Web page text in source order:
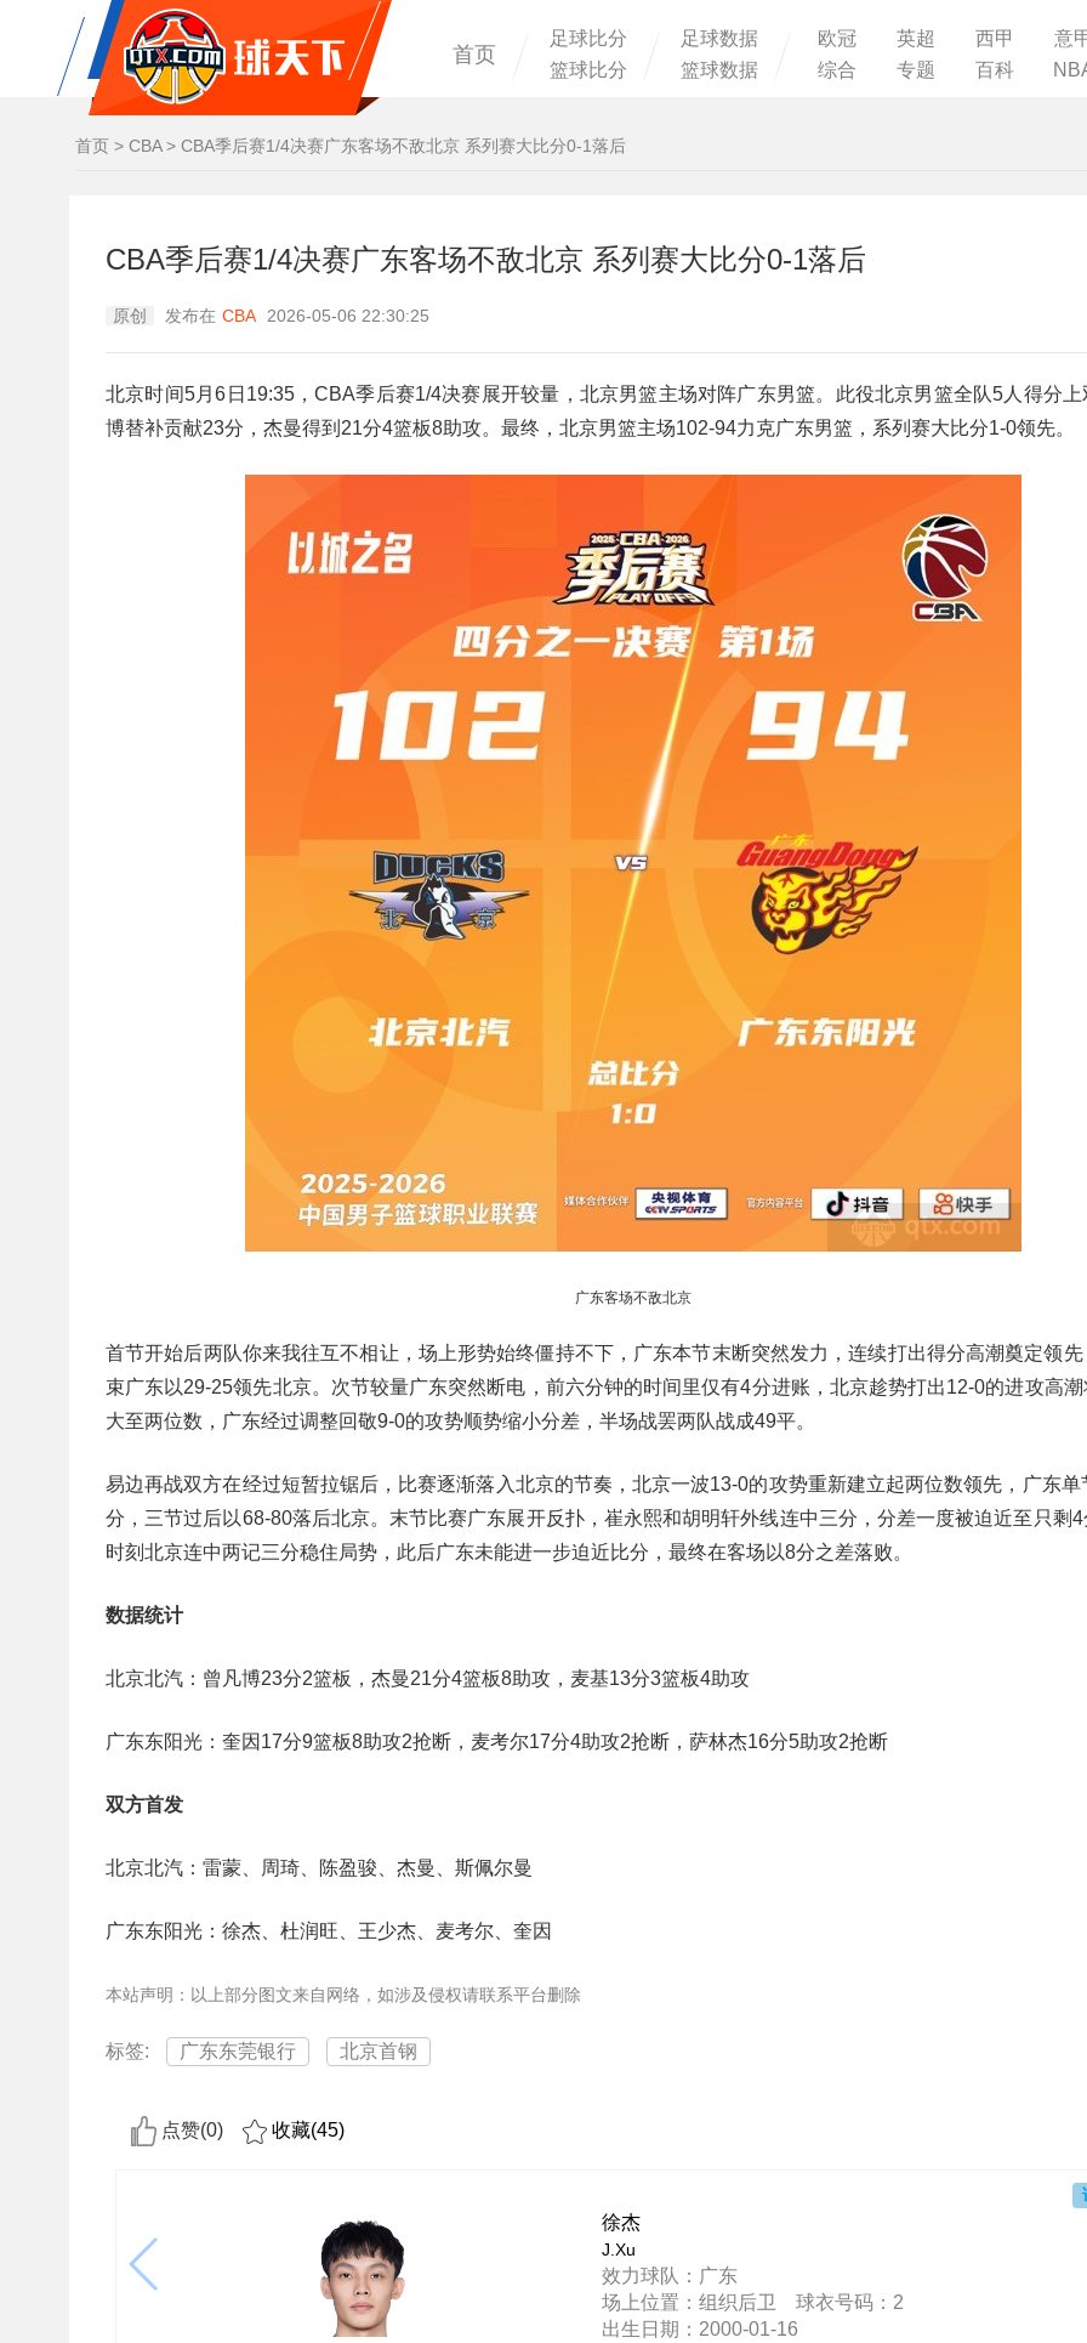
首页
足球比分
篮球比分
足球数据
篮球数据
欧冠 英超 西甲
意
综合
专题 百科
首页 > CBA> CBA季后赛1/4决赛广东客场不敌北京 系列赛大比分0-1落后
CBA季后赛1/4决赛广东客场不敌北京 系列赛大比分0-1落后
原创 发布在 CBA 2026-05-06 22:30:25
北京时间5月6日19:35，CBA季后赛1/4决赛展开较量，北京男篮主场对阵广东男篮。此役北京男篮全队5人得分
博替补贡献23分，杰曼得到21分4篮板8助攻。最终，北京男篮主场102-94力克广东男篮，系列赛大比分1-0领先。
广东客场不敌北京
首节开始后两队你来我往互不相让，场上形势始终僵持不下，广东本节末断突然发力，连续打出得分高潮奠定领
束广东以29-25领先北京。次节较量广东突然断电，前六分钟的时间里仅有4分进账，北京趁势打出12-0的进攻高
大至两位数，广东经过调整回敬9-0的攻势顺势缩小分差，半场战罢两队战成49平。
易边再战双方在经过短暂拉锯后，比赛逐渐落入北京的节奏，北京一波13-0的攻势重新建立起两位数领先，广东单
分，三节过后以68-80落后北京。末节比赛广东展开反扑，崔永熙和胡明轩外线连中三分，分差一度被迫近至只剩
时刻北京连中两记三分稳住局势，此后广东未能进一步迫近比分，最终在客场以8分之差落败。
数据统计
北京北汽：曾凡博23分2篮板，杰曼21分4篮板8助攻，麦基13分3篮板4助攻
广东东阳光：奎因17分9篮板8助攻2抢断，麦考尔17分4助攻2抢断，萨林杰16分5助攻2抢断
双方首发
北京北汽：雷蒙、周琦、陈盈骏、杰曼、斯佩尔曼
广东东阳光：徐杰、杜润旺、王少杰、麦考尔、奎因
本站声明：以上部分图文来自网络，如涉及侵权请联系平台删除
标签: 广东东莞银行 北京首钢
点赞(0) 收藏(45)
徐杰
J.Xu
效力球队：广东
场上位置：组织后卫 球衣号码：2
出生日期：2000-01-16